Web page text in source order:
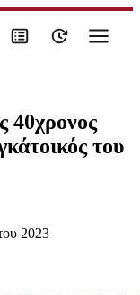
40χρονος
του
2023